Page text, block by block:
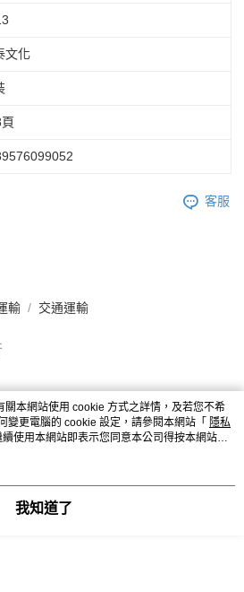
文化
客服
輸 交通運輸
本網站使用 cookie 方式之詳情，及若您不希
變更電腦的 cookie 設定，請參閱本網站「 隱私
使用本網站即表示您同意本公司得按本網站使
。
我知道了